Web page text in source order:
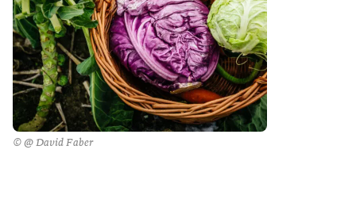
© @ David Faber